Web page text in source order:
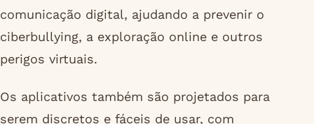
comunicação digital, ajudando a prevenir o
ciberbullying, a exploração online e outros
perigos virtuais.
Os aplicativos também são projetados para
serem discretos e fáceis de usar, com